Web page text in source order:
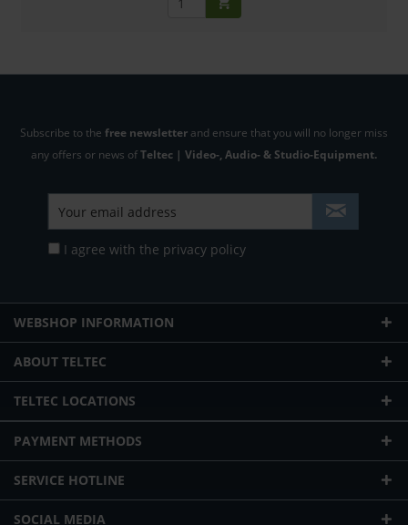
Subscribe to the free newsletter and ensure that you will no longer miss
any offers or news ofTeltec | Video-, Audio- & Studio-Equipment.
I agree with the privacy policy
WEBSHOP INFORMATION
ABOUT TELTEC
TELTEC LOCATIONS
PAYMENT METHODS
SERVICE HOTLINE
SOCIAL MEDIA